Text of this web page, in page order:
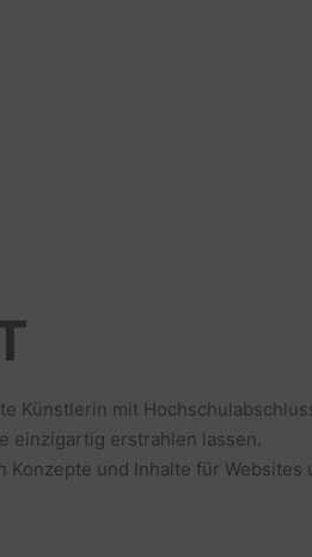
Künstlerin mit
einzigartig erstrahlen lassen.
und Inhalte für Websites